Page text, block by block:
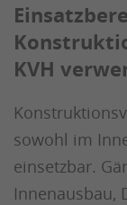
KVH
sowohl im
einsetzbar.
Innenausbau,